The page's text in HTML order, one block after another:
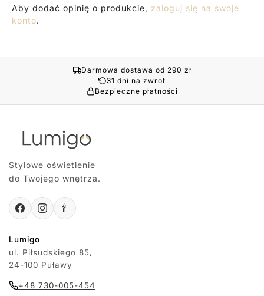
Aby dodać opinię o produkcie, zaloguj się na swoje
konto.
Darmowa dostawa od 290 zł
31 dni na zwrot
Bezpieczne płatności
Stylowe oświetlenie
do Twojego wnętrza.
Lumigo
ul. Piłsudskiego 85,
24-100 Puławy
+48 730-005-454